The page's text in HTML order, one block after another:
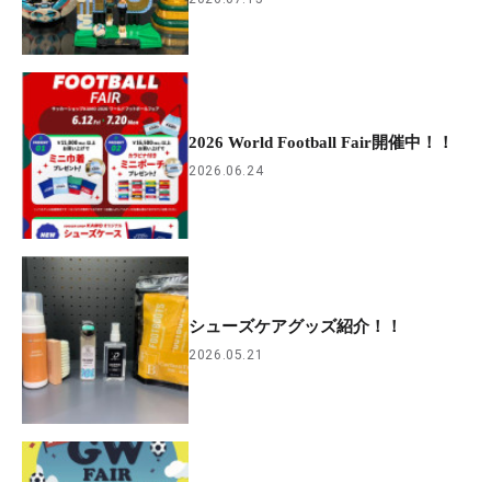
2026 World Football Fair開催中！！
2026.06.24
シューズケアグッズ紹介！！
2026.05.21